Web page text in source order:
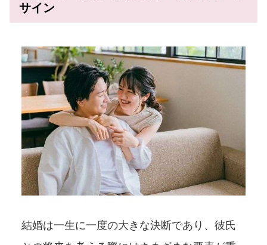
サイン
結婚は一生に一度の大きな決断であり、彼氏